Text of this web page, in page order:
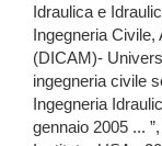
Idraulica e
Ingegneria Civile,
(DICAM)-
ingegneria civile
Ingegneria
gennaio 2005 ...